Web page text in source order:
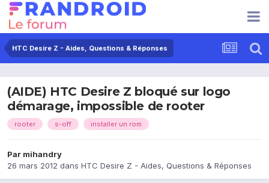
HTC Desire Z - Aides, Questions & Réponses
(AIDE) HTC Desire Z bloqué sur logo
démarage, impossible de rooter
rooter s-off installer un rom
Par mihandry
26 mars 2012 dans HTC Desire Z - Aides, Questions & Réponses